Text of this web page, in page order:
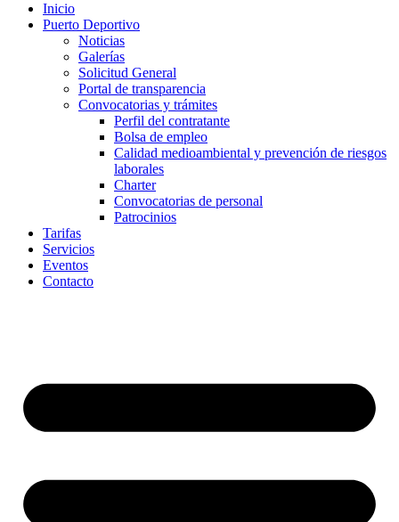
Inicio
Puerto Deportivo
Noticias
Galerías
Solicitud General
Portal de transparencia
Convocatorias y trámites
Perfil del contratante
Bolsa de empleo
Calidad medioambiental y prevención de riesgos
laborales
Charter
Convocatorias de personal
Patrocinios
Tarifas
Servicios
Eventos
Contacto